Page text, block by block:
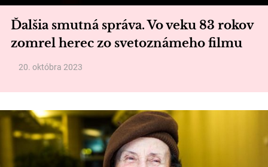
Ďalšia smutná správa. Vo veku 83 rokov
zomrel herec zo svetoznámeho filmu
20. októbra 2023